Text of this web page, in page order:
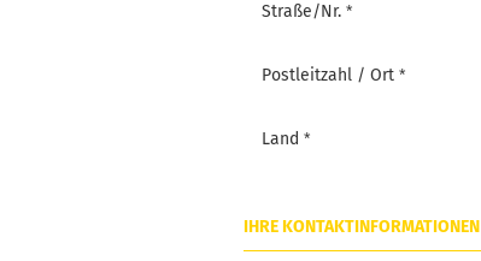
Straße/Nr.
Postleitzahl / Ort
Land
IHRE KONTAKTINFORMATIONEN